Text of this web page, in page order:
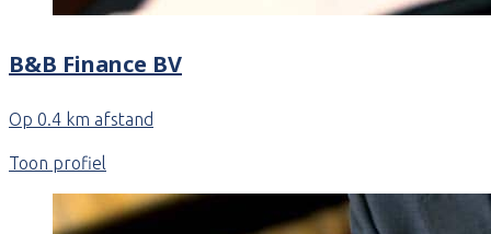
B&B Finance BV
Op 0.4 km afstand
Toon profiel